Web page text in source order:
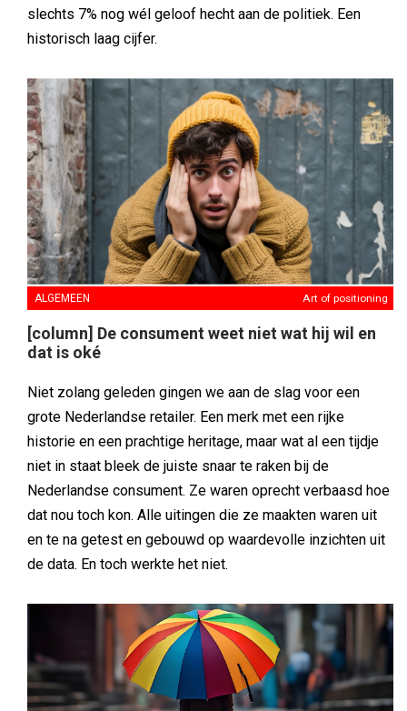
slechts 7% nog wél geloof hecht aan de politiek. Een
historisch laag cijfer.
ALGEMEEN Art of positioning
[column] De consument weet niet wat hij wil en
dat is oké
Niet zolang geleden gingen we aan de slag voor een
grote Nederlandse retailer. Een merk met een rijke
historie en een prachtige heritage, maar wat al een tijdje
niet in staat bleek de juiste snaar te raken bij de
Nederlandse consument. Ze waren oprecht verbaasd hoe
dat nou toch kon. Alle uitingen die ze maakten waren uit
en te na getest en gebouwd op waardevolle inzichten uit
de data. En toch werkte het niet.